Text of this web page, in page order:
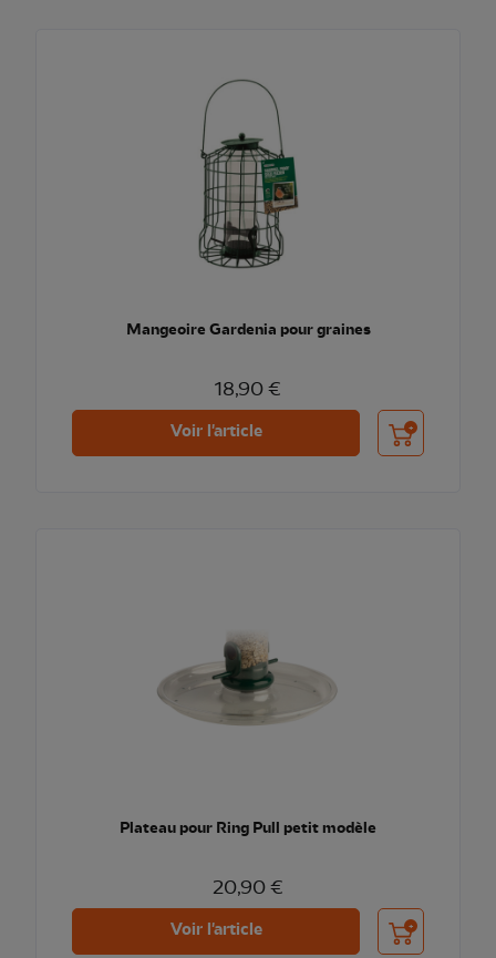
Mangeoire Gardenia pour graines
18,90 €
Voir l'article Ajouter au
Plateau pour Ring Pull petit modèle
20,90 €
Voir l'article Ajouter au